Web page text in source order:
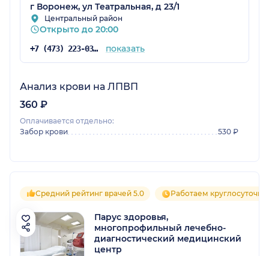
г Воронеж, ул Театральная, д 23/1
Центральный район
Открыто до 20:00
+7 (473) 223-03-03 показать
Анализ крови на ЛПВП
360 ₽
Оплачивается отдельно:
Забор крови
530 ₽
Средний рейтинг врачей 5.0 Работаем круглосуточно
Парус здоровья,
многопрофильный лечебно-
диагностический медицинский
центр